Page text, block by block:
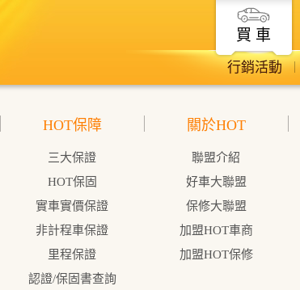
買 車
行銷活動
HOT保障
三大保證
HOT保固
實車實價保證
非計程車保證
里程保證
認證/保固書查詢
關於HOT
聯盟介紹
好車大聯盟
保修大聯盟
加盟HOT車商
加盟HOT保修